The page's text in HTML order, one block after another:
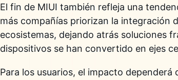
El fin de MIUI también refleja una
más compañías priorizan la integración
ecosistemas, dejando atrás soluciones
dispositivos se han convertido en ejes
Para los usuarios, el impacto